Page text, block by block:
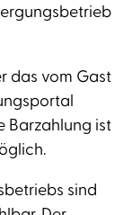
das vom Gast
Barzahlung ist
sind